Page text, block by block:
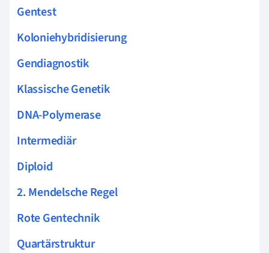
Gentest
Koloniehybridisierung
Gendiagnostik
Klassische Genetik
DNA-Polymerase
Intermediär
Diploid
2. Mendelsche Regel
Rote Gentechnik
Quartärstruktur